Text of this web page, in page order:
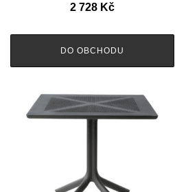
2 728 Kč
DO OBCHODU